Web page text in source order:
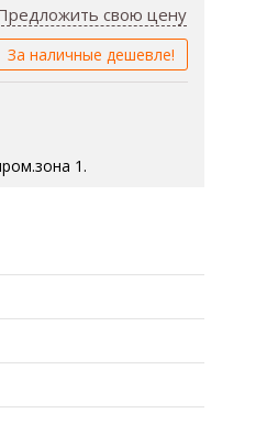
свою цену
За наличные дешевле!
1.